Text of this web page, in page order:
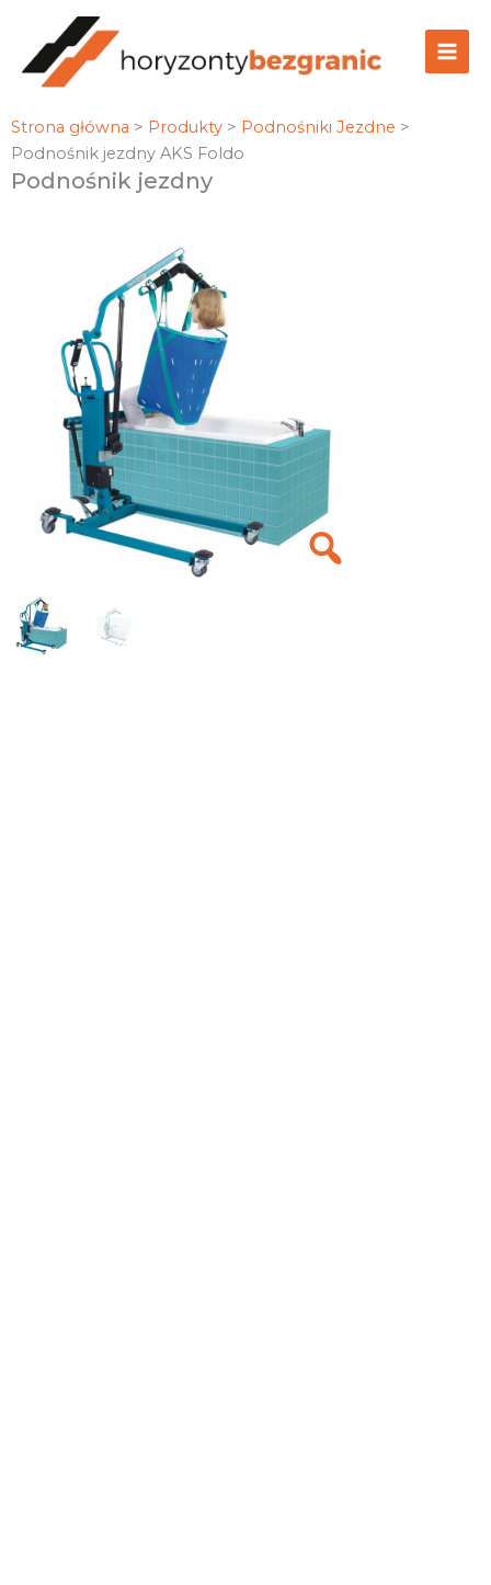
treści
Strona główna > Produkty > Podnośniki Jezdne >
Podnośnik jezdny AKS Foldo
Podnośnik jezdny